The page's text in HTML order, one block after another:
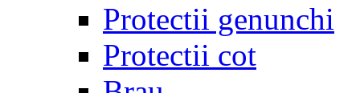
Protectii genunchi
Protectii cot